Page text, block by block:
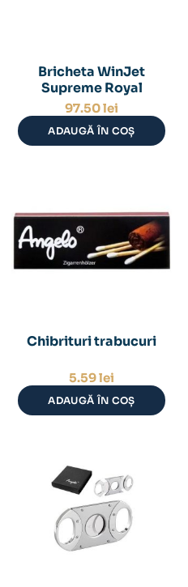
Bricheta WinJet
Supreme Royal
97.50lei
ADAUGĂ ÎN COȘ
Chibrituri trabucuri
5.59lei
ADAUGĂ ÎN COȘ